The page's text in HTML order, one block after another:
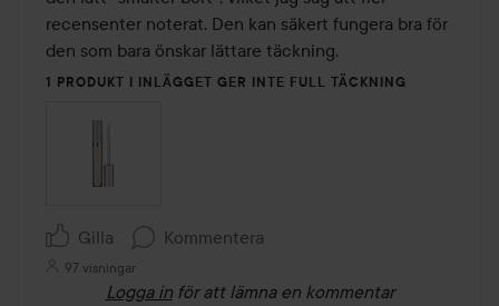
recensenter noterat. Den kan säkert fungera bra för
den som bara önskar lättare täckning.
1 PRODUKT I INLÄGGET GER INTE FULL TÄCKNING
Gilla Kommentera
97 visningar
Logga in för att lämna en kommentar